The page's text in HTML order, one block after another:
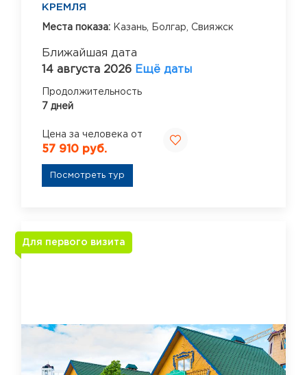
КРЕМЛЯ
Места показа: Казань, Болгар, Свияжск
Ближайшая дата
14 августа 2026 Ещё даты
Продолжительность
7 дней
Цена за человека от
57 910 руб.
Посмотреть тур
Для первого визита